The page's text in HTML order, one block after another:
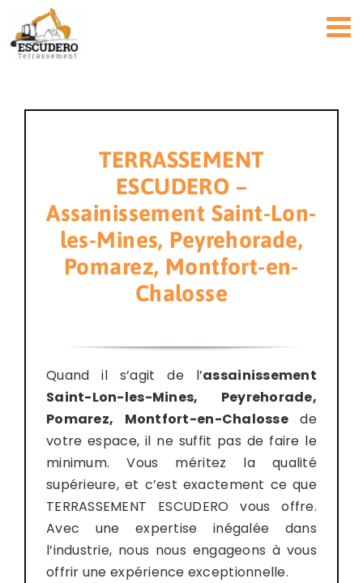
Passer
au
contenu
TERRASSEMENT
ESCUDERO –
Assainissement Saint-Lon-
les-Mines, Peyrehorade,
Pomarez, Montfort-en-
Chalosse
Quand il s’agit de l’assainissement
Saint-Lon-les-Mines, Peyrehorade,
Pomarez, Montfort-en-Chalosse de
votre espace, il ne suffit pas de faire le
minimum. Vous méritez la qualité
supérieure, et c’est exactement ce que
TERRASSEMENT ESCUDERO vous offre.
Avec une expertise inégalée dans
l’industrie, nous nous engageons à vous
offrir une expérience exceptionnelle.